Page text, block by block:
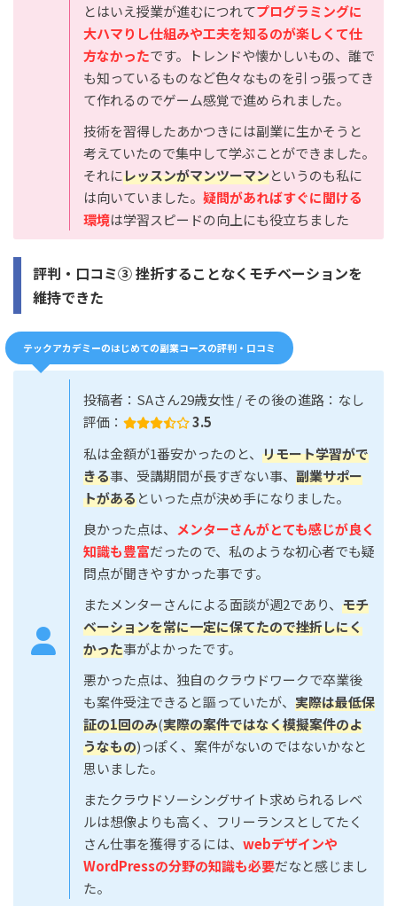
とはいえ授業が進むにつれてプログラミングに
大ハマりし仕組みや工夫を知るのが楽しくて仕
方なかったです。トレンドや懐かしいもの、誰で
も知っているものなど色々なものを引っ張ってき
て作れるのでゲーム感覚で進められました。
技術を習得したあかつきには副業に生かそうと
考えていたので集中して学ぶことができました。
それにレッスンがマンツーマンというのも私に
は向いていました。 疑問があればすぐに聞ける
環境は学習スピードの向上にも役立ちました
評判・口コミ③ 挫折することなくモチベーションを
維持できた
テックアカデミーのはじめての副業コースの評判・口コミ
投稿者：SAさん29歳女性 / その後の進路：なし
評価：
3.5
私は金額が1番安かったのと、 リモート学習がで
きる事、受講期間が長すぎない事、 副業サポー
トがあるといった点が決め手になりました。
良かった点は、 メンターさんがとても感じが良く
知識も豊富だったので、私のような初心者でも疑
問点が聞きやすかった事です。
またメンターさんによる面談が週2であり、 モチ
ベーションを常に一定に保てたので挫折しにく
かった事がよかったです。
悪かった点は、独自のクラウドワークで卒業後
も案件受注できると謳っていたが、 実際は最低保
証の1回のみ(実際の案件ではなく模擬案件のよ
うなもの)っぽく、案件がないのではないかなと
思いました。
またクラウドソーシングサイト求められるレベ
ルは想像よりも高く、フリーランスとしてたく
さん仕事を獲得するには、 webデザインや
WordPressの分野の知識も必要だなと感じまし
た。